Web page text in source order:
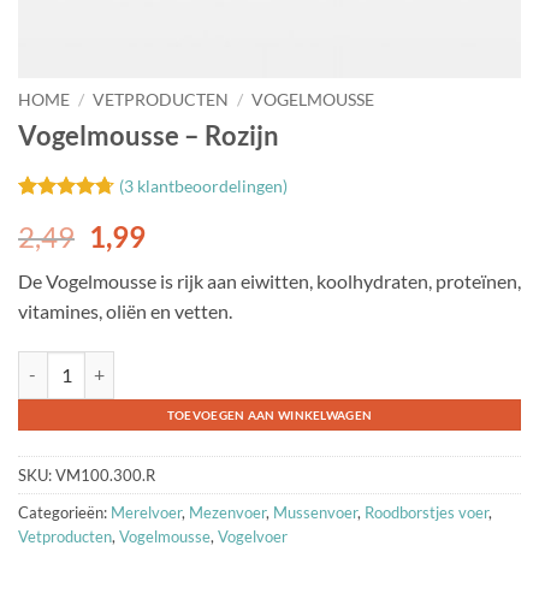
HOME / VETPRODUCTEN / VOGELMOUSSE
Vogelmousse – Rozijn
4.67op 5
gebaseerd
opklant
waarderingen
(3klantbeoordelingen)
2,49 Oorspronkelijke
prijs
was:
2,49.
1,99Huidige
is:
1,99.
De Vogelmousse is rijk aan eiwitten, koolhydraten, proteïnen,
vitamines, oliën en vetten.
TOEVOEGEN AAN WINKELWAGEN
SKU:VM100.300.R
Categorieën: Merelvoer, Mezenvoer, Mussenvoer, Roodborstjes voer,
Vetproducten, Vogelmousse, Vogelvoer